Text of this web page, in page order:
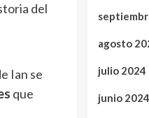
del
Ian se
que
agosto
julio 2024
junio 2024